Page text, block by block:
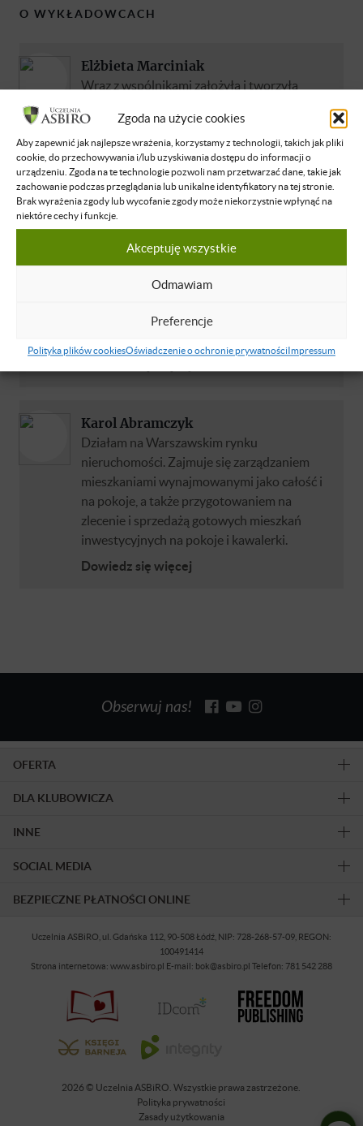
Zgoda na użycie cookies
Aby zapewnić jak najlepsze wrażenia, korzystamy z technologii, takich jak pliki
cookie, do przechowywania i/lub uzyskiwania dostępu do informacji o
urządzeniu. Zgoda na te technologie pozwoli nam przetwarzać dane, takie jak
zachowanie podczas przeglądania lub unikalne identyfikatory na tej stronie.
Brak wyrażenia zgody lub wycofanie zgody może niekorzystnie wpłynąć na
niektóre cechy i funkcje.
Akceptuję wszystkie
Odmawiam
Preferencje
Polityka plików cookiesOświadczenie o ochronie prywatnościImpressum
O WYKŁADOWCACH
Elżbieta Marciniak
Wraz z wspólnikami założyła i tworzyła
wykształcenia dr nauk ekonomicznych. Od
lat z wielką pasją i energią dzieli się z
przedsiębiorcami swoim doświadczeniem
oraz wiedzą, jak efektywnie przechodzić
przez poszczególne etapy rozwoju małej i
średniej firmy aby z sukcesami budować
stabilne i prężnie działające organizacje. Od
niszowej szkoły wyższej działającej na rynku
jest na wspieranie w rozwoju właścicieli
Karol Abramczyk
Działam na Warszawskim rynku
nieruchomości. Zajmuje się zarządzaniem
mieszkaniami wynajmowanymi jako całość i
na pokoje, a także przygotowaniem na
zlecenie i sprzedażą gotowych mieszkań
inwestycyjnych na pokoje i kawalerki.
Dowiedz się więcej
Obserwuj nas!
OFERTA
DLA KLUBOWICZA
INNE
SOCIAL MEDIA
BEZPIECZNE PŁATNOŚCI ONLINE
Uczelnia ASBiRO, ul. Gdańska 112, 90-508 Łódź, NIP: 728-268-57-09, REGON:
100491414
Strona internetowa: www.asbiro.pl E-mail: bok@asbiro.pl Telefon: 781 542 288
2026 © Uczelnia ASBiRO. Wszystkie prawa zastrzeżone.
Polityka prywatności
Zasady użytkowania